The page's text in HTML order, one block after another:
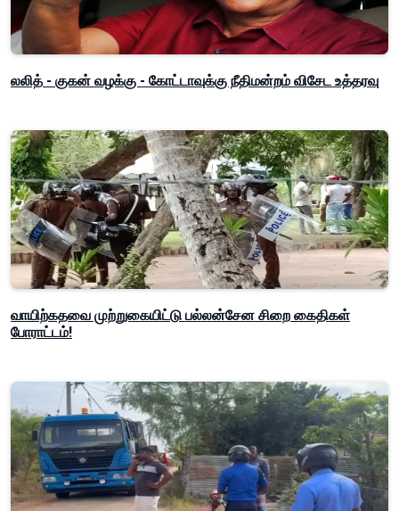
லலித் - குகன் வழக்கு - கோட்டாவுக்கு நீதிமன்றம் விசேட உத்தரவு
வாயிற்கதவை முற்றுகையிட்டு பல்லன்சேன சிறை கைதிகள்
போராட்டம்!